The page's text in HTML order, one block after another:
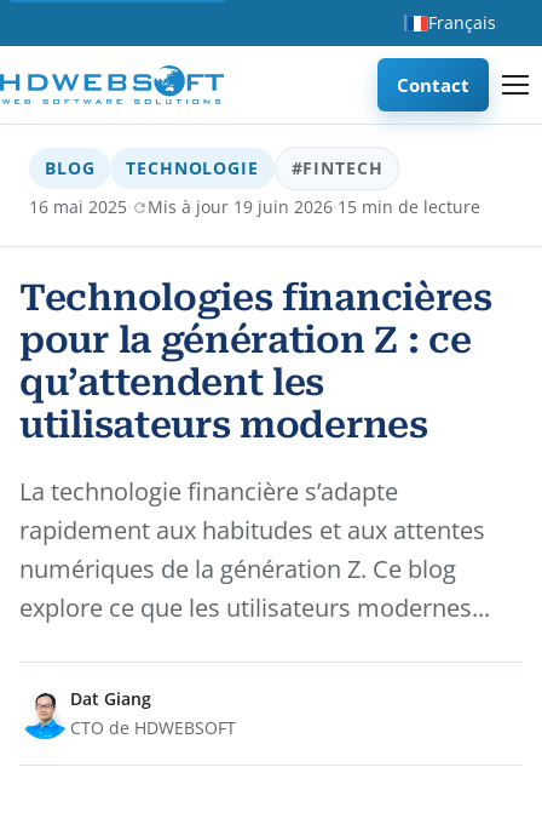
Français
Contact
BLOG TECHNOLOGIE
#FINTECH
16 mai 2025· Mis à jour 19 juin 2026·15 min de lecture
Technologies financières
pour la génération Z : ce
qu’attendent les
utilisateurs modernes
La technologie financière s’adapte
rapidement aux habitudes et aux attentes
numériques de la génération Z. Ce blog
explore ce que les utilisateurs modernes...
Dat Giang
CTO de HDWEBSOFT